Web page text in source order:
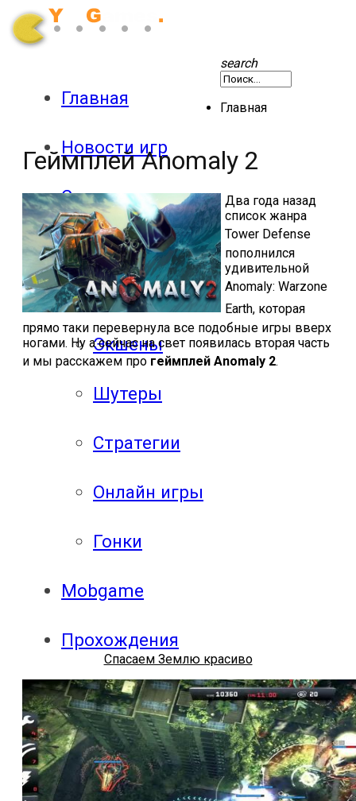
Главная
Новости игр
Секреты
Патчи
Обзоры
Экшены
Шутеры
Стратегии
Онлайн игры
Гонки
Mobgame
Прохождения
Прохождения
компьютерных
игр
search
Главная
Геймплей Anomaly 2
Два года назад
список жанра
Tower Defense
пополнился
удивительной
Anomaly: Warzone
Earth, которая
прямо таки перевернула все подобные игры вверх
ногами. Ну а сейчас на свет появилась вторая часть
и мы расскажем про геймплей Anomaly 2.
Спасаем Землю красиво